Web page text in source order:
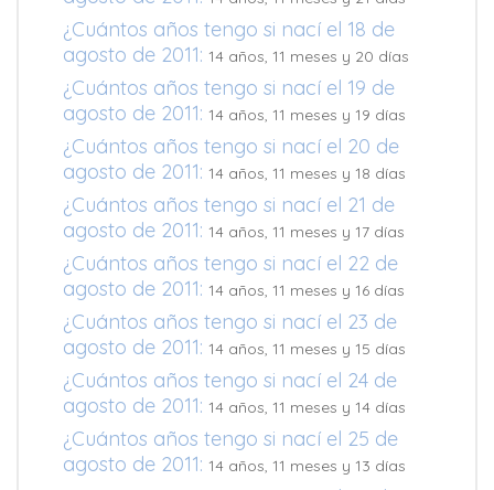
¿Cuántos años tengo si nací el 18 de
agosto de 2011: 14 años, 11 meses y 20 días
¿Cuántos años tengo si nací el 19 de
agosto de 2011: 14 años, 11 meses y 19 días
¿Cuántos años tengo si nací el 20 de
agosto de 2011: 14 años, 11 meses y 18 días
¿Cuántos años tengo si nací el 21 de
agosto de 2011: 14 años, 11 meses y 17 días
¿Cuántos años tengo si nací el 22 de
agosto de 2011: 14 años, 11 meses y 16 días
¿Cuántos años tengo si nací el 23 de
agosto de 2011: 14 años, 11 meses y 15 días
¿Cuántos años tengo si nací el 24 de
agosto de 2011: 14 años, 11 meses y 14 días
¿Cuántos años tengo si nací el 25 de
agosto de 2011: 14 años, 11 meses y 13 días